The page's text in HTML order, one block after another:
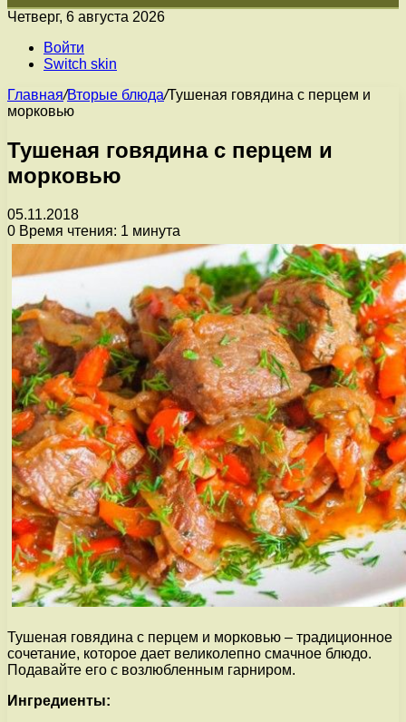
Четверг, 6 августа 2026
Войти
Switch skin
Главная/Вторые блюда/Тушеная говядина с перцем и
морковью
Тушеная говядина с перцем и
морковью
05.11.2018
0 Время чтения: 1 минута
Тушеная говядина с перцем и морковью – традиционное
сочетание, которое дает великолепно смачное блюдо.
Подавайте его с возлюбленным гарниром.
Ингредиенты: